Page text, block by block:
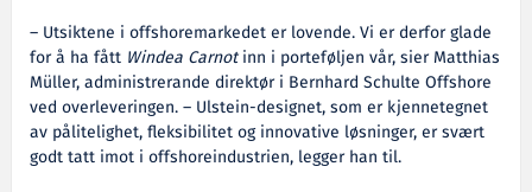
– Utsiktene i offshoremarkedet er lovende. Vi er derfor glade
for å ha fått Windea Carnotinn i porteføljen vår, sier Matthias
Müller, administrerande direktør i Bernhard Schulte Offshore
ved overleveringen. – Ulstein-designet, som er kjennetegnet
av pålitelighet, fleksibilitet og innovative løsninger, er svært
godt tatt imot i offshoreindustrien, legger han til.